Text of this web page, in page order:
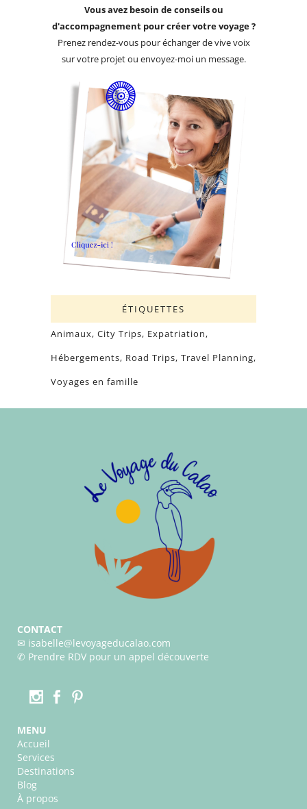
Vous avez besoin de conseils ou
d'accompagnement pour créer votre voyage ?
Prenez rendez-vous pour échanger de vive voix
sur votre projet ou envoyez-moi un message.
ÉTIQUETTES
Animaux City Trips Expatriation
Hébergements Road Trips Travel Planning
Voyages en famille
CONTACT
✉︎ isabelle@levoyageducalao.com
✆ Prendre RDV pour un appel découverte
MENU
Accueil
Services
Destinations
Blog
À propos